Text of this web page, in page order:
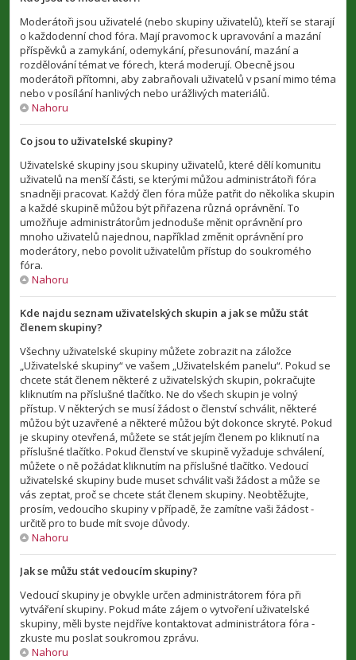
Moderátoři jsou uživatelé (nebo skupiny uživatelů), kteří se starají
o každodenní chod fóra. Mají pravomoc k upravování a mazání
příspěvků a zamykání, odemykání, přesunování, mazání a
rozdělování témat ve fórech, která moderují. Obecně jsou
moderátoři přítomni, aby zabraňovali uživatelů v psaní mimo téma
nebo v posílání hanlivých nebo urážlivých materiálů.
Nahoru
Co jsou to uživatelské skupiny?
Uživatelské skupiny jsou skupiny uživatelů, které dělí komunitu
uživatelů na menší části, se kterými můžou administrátoři fóra
snadněji pracovat. Každý člen fóra může patřit do několika skupin
a každé skupině můžou být přiřazena různá oprávnění. To
umožňuje administrátorům jednoduše měnit oprávnění pro
mnoho uživatelů najednou, například změnit oprávnění pro
moderátory, nebo povolit uživatelům přístup do soukromého
fóra.
Nahoru
Kde najdu seznam uživatelských skupin a jak se můžu stát
členem skupiny?
Všechny uživatelské skupiny můžete zobrazit na záložce
„Uživatelské skupiny“ ve vašem „Uživatelském panelu“. Pokud se
chcete stát členem některé z uživatelských skupin, pokračujte
kliknutím na příslušné tlačítko. Ne do všech skupin je volný
přístup. V některých se musí žádost o členství schválit, některé
můžou být uzavřené a některé můžou být dokonce skryté. Pokud
je skupiny otevřená, můžete se stát jejím členem po kliknutí na
příslušné tlačítko. Pokud členství ve skupině vyžaduje schválení,
můžete o ně požádat kliknutím na příslušné tlačítko. Vedoucí
uživatelské skupiny bude muset schválit vaši žádost a může se
vás zeptat, proč se chcete stát členem skupiny. Neobtěžujte,
prosím, vedoucího skupiny v případě, že zamítne vaši žádost -
určitě pro to bude mít svoje důvody.
Nahoru
Jak se můžu stát vedoucím skupiny?
Vedoucí skupiny je obvykle určen administrátorem fóra při
vytváření skupiny. Pokud máte zájem o vytvoření uživatelské
skupiny, měli byste nejdříve kontaktovat administrátora fóra -
zkuste mu poslat soukromou zprávu.
Nahoru